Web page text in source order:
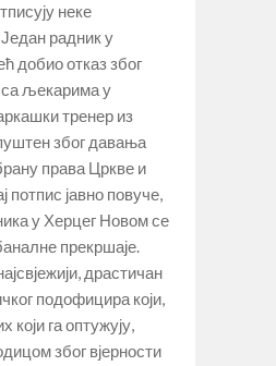
неке
Један радник у
добио отказ због
љекарима у
тренер из
због давања
права Цркве и
потпис јавно повуче,
у Херцег Новом се
прекршаје.
драстичан
подофицира који,
који га оптужују,
због вјерности